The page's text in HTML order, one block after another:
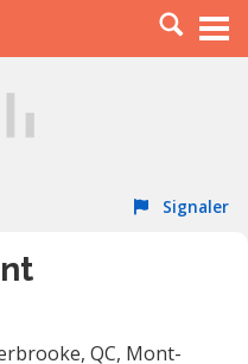
Signaler
QC, Mont-